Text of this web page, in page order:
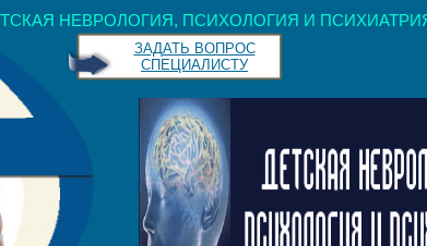
НЕВРОЛОГИЯ, ПСИХОЛОГИЯ И
ЗАДАТЬ ВОПРОС
СПЕЦИАЛИСТУ